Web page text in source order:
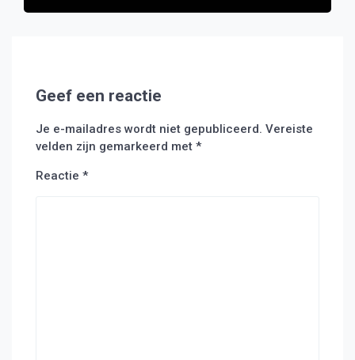
Geef een reactie
Je e-mailadres wordt niet gepubliceerd. Vereiste
velden zijn gemarkeerd met *
Reactie *